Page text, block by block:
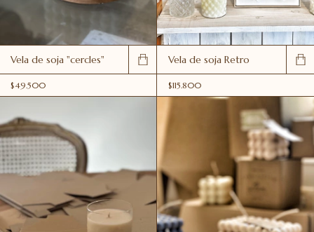
Vela de soja "cercles"
$49.500
Vela de soja Retro
$115.800